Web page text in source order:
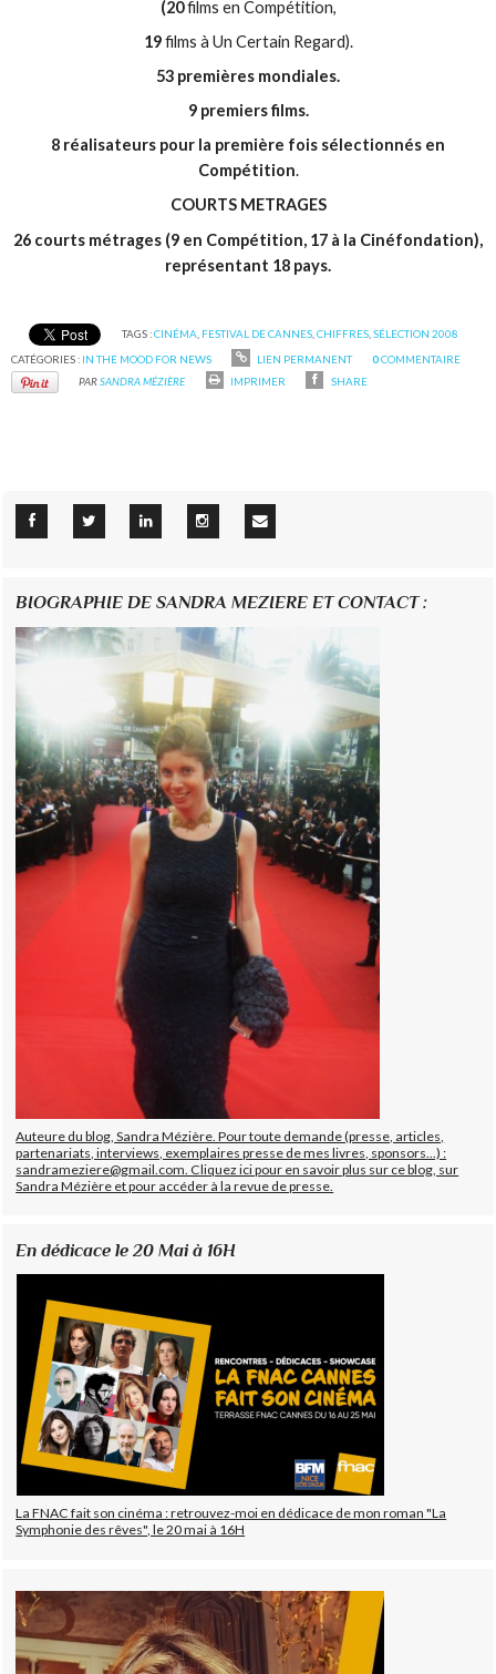
(20films en Compétition,
19films à Un Certain Regard).
53 premières mondiales.
9 premiers films.
8 réalisateurs pour la première fois sélectionnés en
Compétition.
COURTS METRAGES
26 courts métrages (9 en Compétition, 17 à la Cinéfondation),
représentant 18 pays.
TAGS :CINÉMA FESTIVAL DE CANNES, CHIFFRES, SÉLECTION 2008
CATÉGORIES : IN THE MOOD FOR NEWS LIEN PERMANENT 0COMMENTAIRE
PARSANDRA MÉZIÈRE IMPRIMER SHARE
BIOGRAPHIE DE SANDRA MEZIERE ET CONTACT :
Auteure du blog, Sandra Mézière. Pour toute demande (presse, articles,
partenariats, interviews, exemplaires presse de mes livres, sponsors...) :
sandrameziere@gmail.com. Cliquez ici pour en savoir plus sur ce blog, sur
Sandra Mézière et pour accéder à la revue de presse.
En dédicace le 20 Mai à 16H
La FNAC fait son cinéma : retrouvez-moi en dédicace de mon roman "La
Symphonie des rêves", le 20 mai à 16H